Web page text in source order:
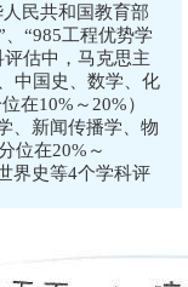
民共和国教育部
“985工程优势学
估中，马克思主
中国史、数学、化
在10%～20%）
、新闻传播学、物
位在20%～
界史等4个学科评